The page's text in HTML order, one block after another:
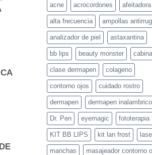
acne acrocordones afeitadora
alta frecuencia ampollas
analizador de piel astaxantina
bb lips beauty monster
clase dermapen colageno
contorno ojos cuidado rostro
dermapen dermapen inalambrico
Dr. Pen eyemagic fototerapia
KIT BB LIPS kit lan frost
manchas masajeador contorno